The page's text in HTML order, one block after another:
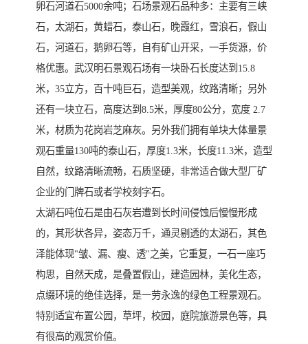
卵石河道石5000余吨；石场景观石品种多：主要有三峡
石，太湖石，黄蜡石，泰山石，晚霞红，雪浪石，假山
石，河道石，鹅卵石等，自有矿山开采，一手货源，价
格优惠。武汉明石景观石场有一块卧石长度达到15.8
米，35立方，百十吨巨石，造型美观，纹路清晰；另外
还有一块立石，高度达到8.5米，厚度80公分，宽度 2.7
米，材质为花岗岩芝麻灰。另外我们拥有单块大体量景
观石重量130吨的泰山石，厚度1.3米，长度11.3米，造型
自然，纹路清晰流畅，石质坚硬，非常适合做大型厂矿
企业的门牌石或者学校刻字石。
太湖石吨位石是由石灰岩遭到长时间侵蚀后慢慢形成
的，其形状各异，姿态万千，通灵剔透的太湖石，其色
泽能体现"皱、漏、瘦、透"之美，它重复，一石一座巧
构思，自然天成，是叠置假山，建造园林，美化生态，
点缀环境的绝佳选择，是一劳永逸的绿色工程景观石。
特别适宜布置公园，草坪，校园，庭院旅游景色等，具
有很高的观赏价值。